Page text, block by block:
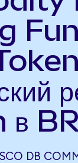
в
DB